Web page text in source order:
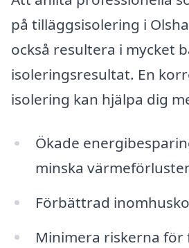
på tilläggsisolering i
också resultera i mycket
isoleringsresultat. En
isolering kan hjälpa dig
Ökade
minska
Förbättrad
Minimera riskerna för